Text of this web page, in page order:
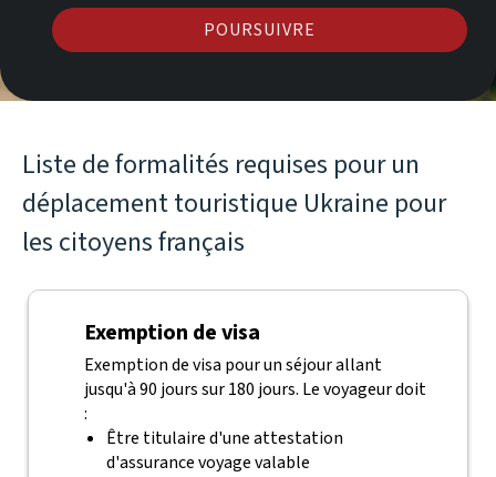
POURSUIVRE
Liste de formalités requises pour un
déplacement touristique Ukraine pour
les citoyens français
Exemption de visa
Exemption de visa pour un séjour allant
jusqu'à 90 jours sur 180 jours. Le voyageur doit
:
Être titulaire d'une attestation
d'assurance voyage valable